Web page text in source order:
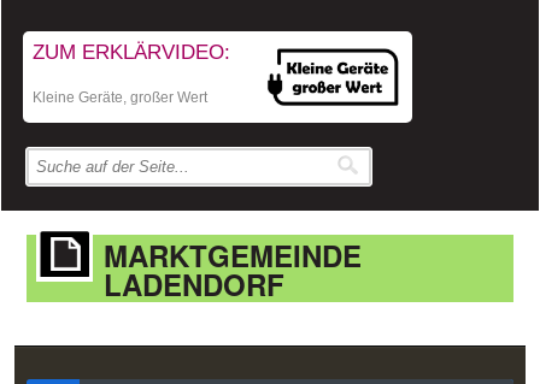
ZUM ERKLÄRVIDEO:
Kleine Geräte, großer Wert
MARKTGEMEINDE
LADENDORF